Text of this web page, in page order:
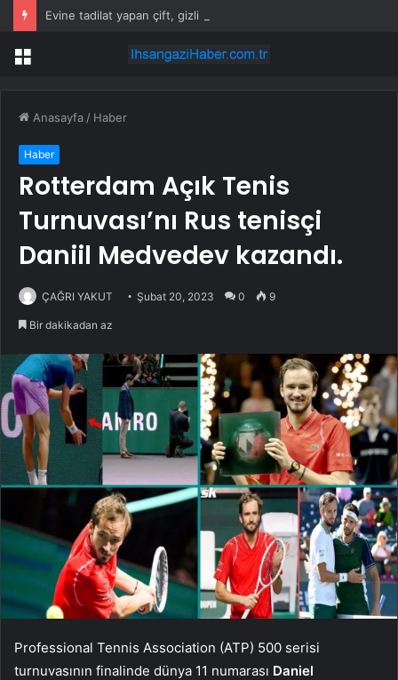
Menü
Anasayfa / Haber
Haber
Rotterdam Açık Tenis
Turnuvası’nı Rus tenisçi
Daniil Medvedev kazandı.
ÇAĞRI YAKUT Şubat 20, 2023 0 9
Bir dakikadan az
Professional Tennis Association (ATP) 500 serisi
turnuvasının finalinde dünya 11 numarası Daniel